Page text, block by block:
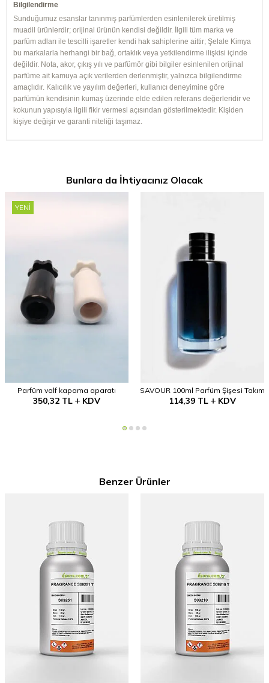
Bilgilendirme
Sunduğumuz esanslar tanınmış parfümlerden esinlenilerek üretilmiş
muadil ürünlerdir; orijinal ürünün kendisi değildir. İlgili tüm marka ve
parfüm adları ile tescilli işaretler kendi hak sahiplerine aittir; Şelale Kimya
bu markalarla herhangi bir bağ, ortaklık veya yetkilendirme ilişkisi içinde
değildir. Nota, akor, çıkış yılı ve parfümör gibi bilgiler esinlenilen orijinal
parfüme ait kamuya açık verilerden derlenmiştir, yalnızca bilgilendirme
amaçlıdır. Kalıcılık ve yayılım değerleri, kullanıcı deneyimine göre
parfümün kendisinin kumaş üzerinde elde edilen referans değerleridir ve
kokunun yapısıyla ilgili fikir vermesi açısından gösterilmektedir. Kişiden
kişiye değişir ve garanti niteliği taşımaz.
Bunlara da İhtiyacınız Olacak
YENI
Parfüm valf kapama aparatı
350,32TL KDV
SAVOUR 100ml Parfüm Şişesi Takım
114,39 TL KDV
Benzer Ürünler